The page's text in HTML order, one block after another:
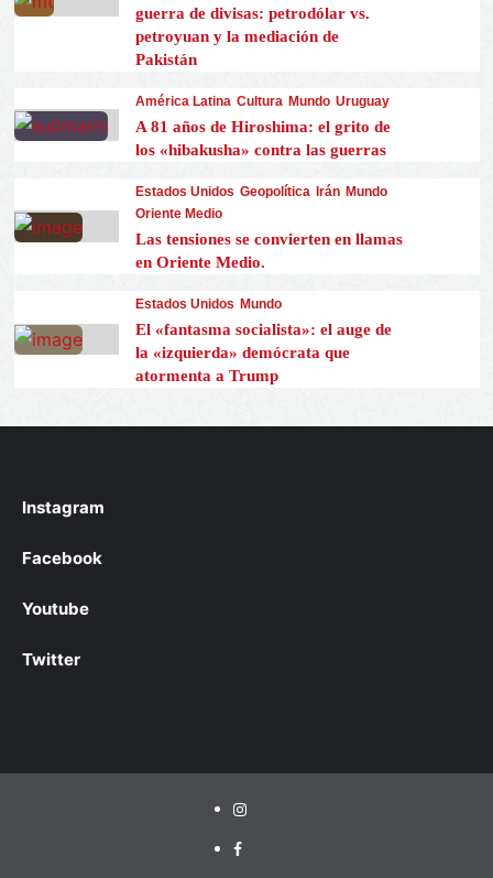
guerra de divisas: petrodólar vs.
petroyuan y la mediación de
Pakistán
América Latina Cultura Mundo Uruguay
A 81 años de Hiroshima: el grito de
los «hibakusha» contra las guerras
Estados Unidos Geopolítica Irán Mundo
Oriente Medio
Las tensiones se convierten en llamas
en Oriente Medio.
Estados Unidos Mundo
El «fantasma socialista»: el auge de
la «izquierda» demócrata que
atormenta a Trump
Instagram
Facebook
Youtube
Twitter